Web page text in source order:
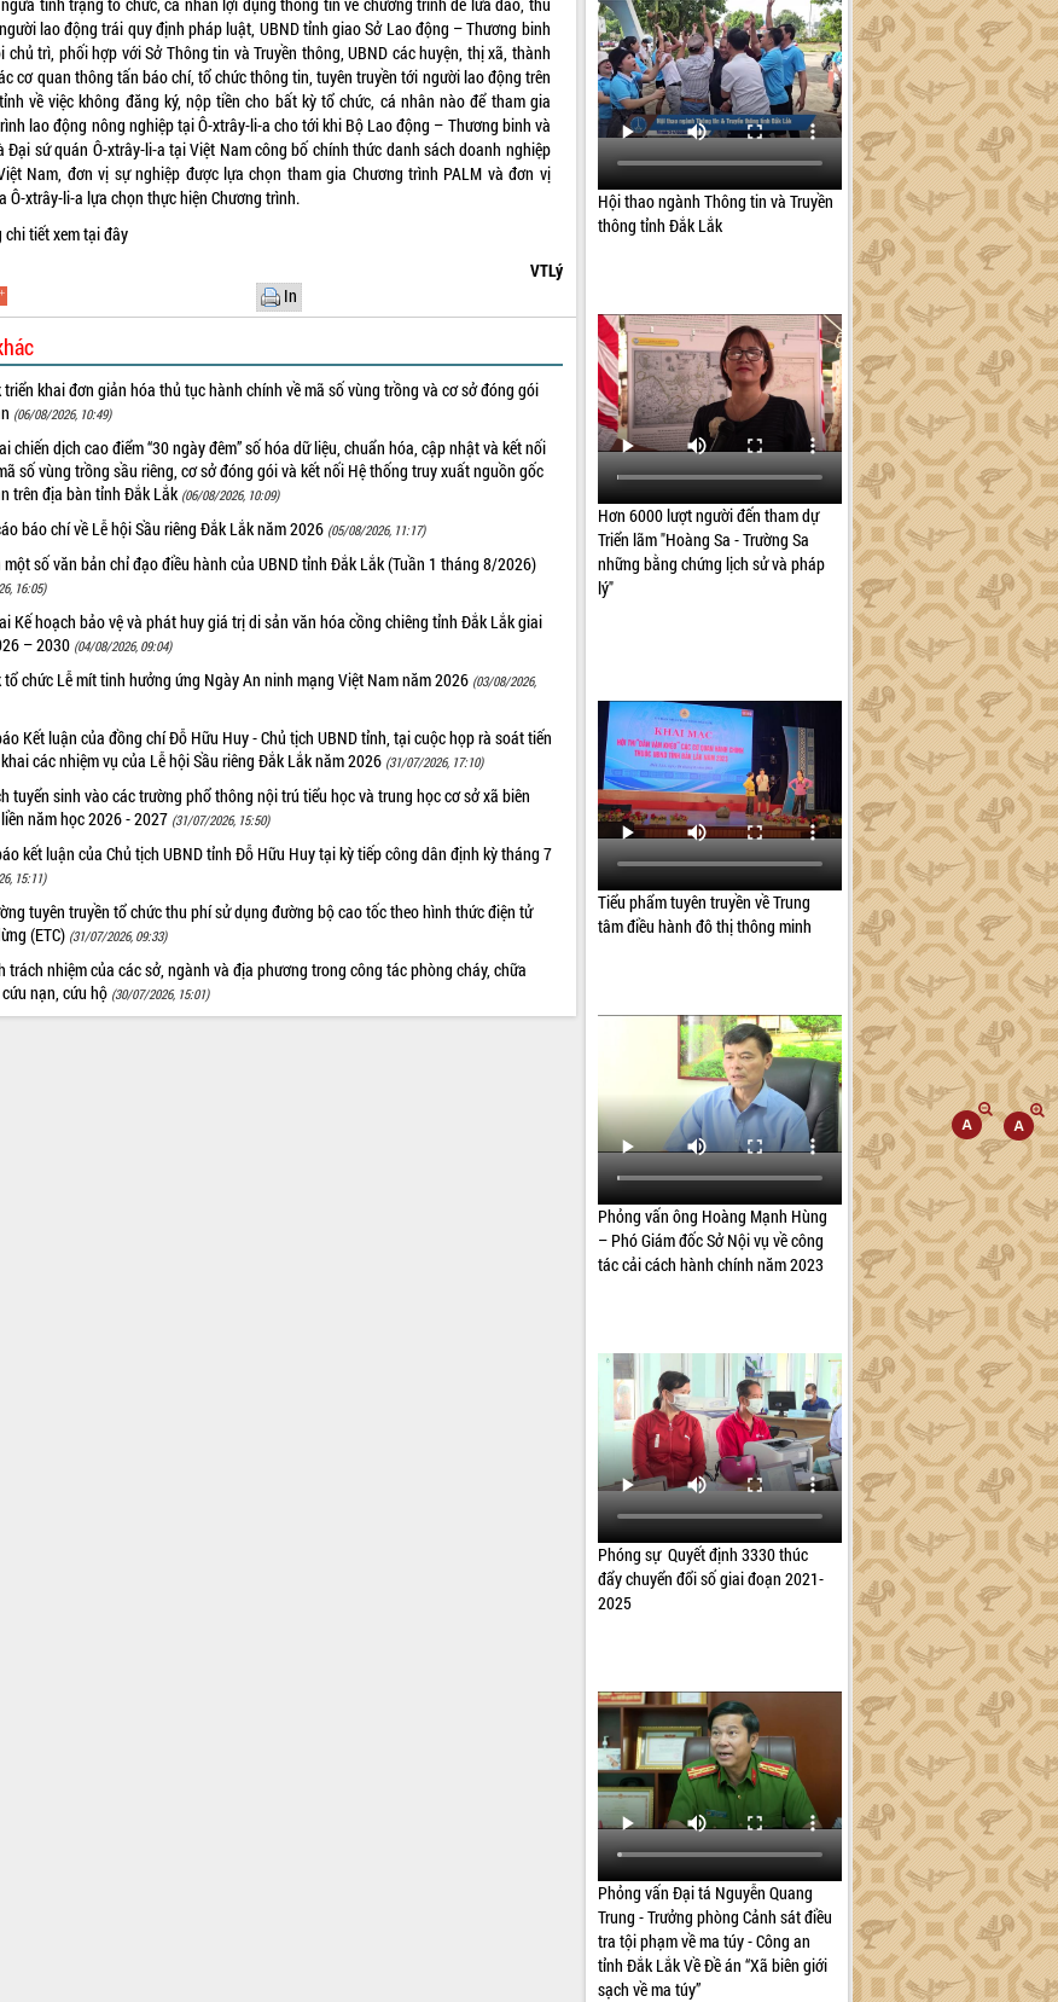
lao động trái quy định pháp luật, UBND tỉnh giao Sở Lao động – Thương binh
chủ trì, phối hợp với Sở Thông tin và Truyền thông, UBND các huyện, thị xã, thành
cơ quan thông tấn báo chí, tổ chức thông tin, tuyên truyền tới người lao động trên
về việc không đăng ký, nộp tiền cho bất kỳ tổ chức, cá nhân nào để tham gia
lao động nông nghiệp tại Ô-xtrây-li-a cho tới khi Bộ Lao động – Thương binh và
Đại sứ quán Ô-xtrây-li-a tại Việt Nam công bố chính thức danh sách doanh nghiệp
Nam, đơn vị sự nghiệp được lựa chọn tham gia Chương trình PALM và đơn vị
Ô-xtrây-li-a lựa chọn thực hiện Chương trình.
chi tiết xemtại đây
VTLý
In
khai đơn giản hóa thủ tục hành chính về mã số vùng trồng và cơ sở đóng gói
(06/08/2026, 10:49)
chiến dịch cao điểm “30 ngày đêm” số hóa dữ liệu, chuẩn hóa, cập nhật và kết nối
số vùng trồng sầu riêng, cơ sở đóng gói và kết nối Hệ thống truy xuất nguồn gốc
trên địa bàn tỉnh Đắk Lắk (06/08/2026, 10:09)
báo chí về Lễ hội Sầu riêng Đắk Lắk năm 2026 (05/08/2026, 11:17)
số văn bản chỉ đạo điều hành của UBND tỉnh Đắk Lắk (Tuần 1 tháng 8/2026)
16:05)
Kế hoạch bảo vệ và phát huy giá trị di sản văn hóa cồng chiêng tỉnh Đắk Lắk giai
– 2030 (04/08/2026, 09:04)
chức Lễ mít tinh hưởng ứng Ngày An ninh mạng Việt Nam năm 2026 (03/08/2026,
Kết luận của đồng chí Đỗ Hữu Huy - Chủ tịch UBND tỉnh, tại cuộc họp rà soát tiến
các nhiệm vụ của Lễ hội Sầu riêng Đắk Lắk năm 2026 (31/07/2026, 17:10)
tuyển sinh vào các trường phổ thông nội trú tiểu học và trung học cơ sở xã biên
năm học 2026 - 2027 (31/07/2026, 15:50)
kết luận của Chủ tịch UBND tỉnh Đỗ Hữu Huy tại kỳ tiếp công dân định kỳ tháng 7
15:11)
tuyên truyền tổ chức thu phí sử dụng đường bộ cao tốc theo hình thức điện tử
(ETC) (31/07/2026, 09:33)
trách nhiệm của các sở, ngành và địa phương trong công tác phòng cháy, chữa
nạn, cứu hộ (30/07/2026, 15:01)
Hội thao ngành Thông tin và Truyền
thông tỉnh Đắk Lắk
Hơn 6000 lượt người đến tham dự
Triển lãm "Hoàng Sa - Trường Sa
những bằng chứng lịch sử và pháp
lý"
Tiểu phẩm tuyên truyền về Trung
tâm điều hành đô thị thông minh
Phỏng vấn ông Hoàng Mạnh Hùng
– Phó Giám đốc Sở Nội vụ về công
tác cải cách hành chính năm 2023
Phóng sự Quyết định 3330 thúc
đẩy chuyển đổi số giai đoạn 2021-
2025
Phỏng vấn Đại tá Nguyễn Quang
Trung - Trưởng phòng Cảnh sát điều
tra tội phạm về ma túy - Công an
tỉnh Đắk Lắk Về Đề án “Xã biên giới
sạch về ma túy”